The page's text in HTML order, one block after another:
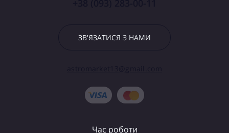
ЗВ'ЯЗАТИСЯ З НАМИ
Час роботи